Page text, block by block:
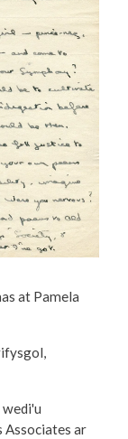
at Pamela
Associates ar